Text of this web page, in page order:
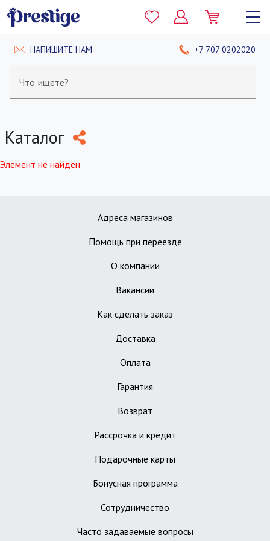
НАПИШИТЕ НАМ +7 707 0202020
Что ищете?
Каталог
Элемент не найден
Адреса магазинов
Помощь при переезде
О компании
Вакансии
Как сделать заказ
Доставка
Оплата
Гарантия
Возврат
Рассрочка и кредит
Подарочные карты
Бонусная программа
Сотрудничество
Часто задаваемые вопросы